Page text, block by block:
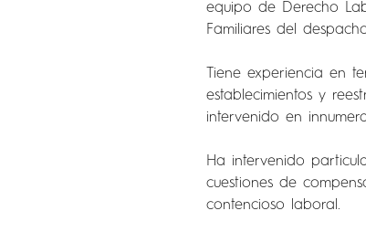
equipo de Derecho
Familiares del
Tiene experiencia en
establecimientos y
intervenido en
Ha intervenido
cuestiones de
contencioso laboral.